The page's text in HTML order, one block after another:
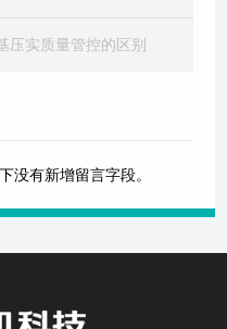
压实质量管控的区别
没有新增留言字段。